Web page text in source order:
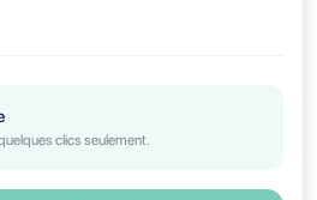
clics seulement.